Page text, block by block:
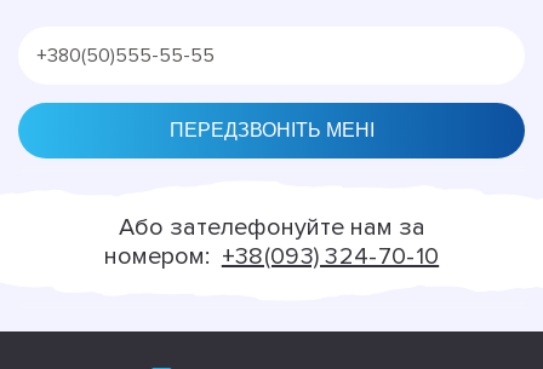
Alternative:Або зателефонуйте нам за
номером: +38(093) 324-70-10